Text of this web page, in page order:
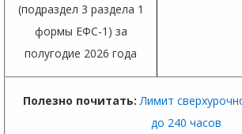
(подраздел 3 раздела 1
формы ЕФС-1) за
полугодие 2026 года
Полезно почитать: Лимит
до 240 часов